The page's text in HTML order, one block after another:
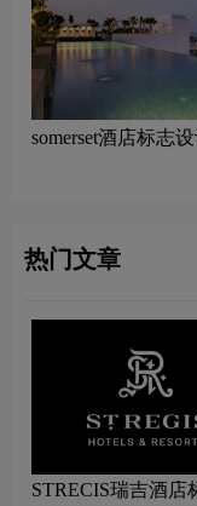
somerset酒店标志
热门文章
STRECIS瑞吉酒店